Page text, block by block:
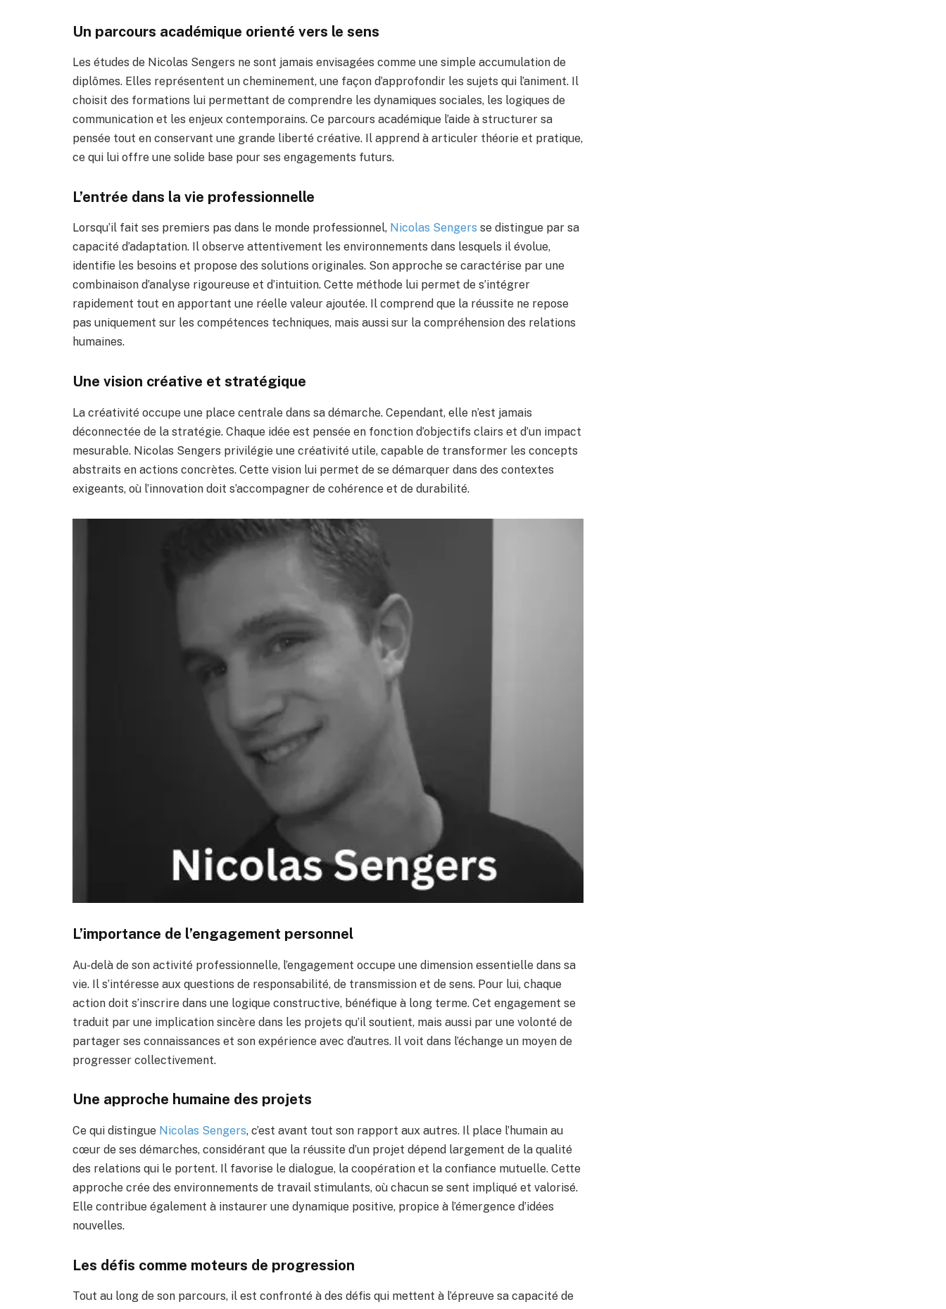
Un parcours académique orienté vers le sens
Les études de Nicolas Sengers ne sont jamais envisagées comme une simple accumulation de
diplômes. Elles représentent un cheminement, une façon d’approfondir les sujets qui l’animent. Il
choisit des formations lui permettant de comprendre les dynamiques sociales, les logiques de
communication et les enjeux contemporains. Ce parcours académique l’aide à structurer sa
pensée tout en conservant une grande liberté créative. Il apprend à articuler théorie et pratique,
ce qui lui offre une solide base pour ses engagements futurs.
L’entrée dans la vie professionnelle
Lorsqu’il fait ses premiers pas dans le monde professionnel, Nicolas Sengers se distingue par sa
capacité d’adaptation. Il observe attentivement les environnements dans lesquels il évolue,
identifie les besoins et propose des solutions originales. Son approche se caractérise par une
combinaison d’analyse rigoureuse et d’intuition. Cette méthode lui permet de s’intégrer
rapidement tout en apportant une réelle valeur ajoutée. Il comprend que la réussite ne repose
pas uniquement sur les compétences techniques, mais aussi sur la compréhension des relations
humaines.
Une vision créative et stratégique
La créativité occupe une place centrale dans sa démarche. Cependant, elle n’est jamais
déconnectée de la stratégie. Chaque idée est pensée en fonction d’objectifs clairs et d’un impact
mesurable. Nicolas Sengers privilégie une créativité utile, capable de transformer les concepts
abstraits en actions concrètes. Cette vision lui permet de se démarquer dans des contextes
exigeants, où l’innovation doit s’accompagner de cohérence et de durabilité.
L’importance de l’engagement personnel
Au-delà de son activité professionnelle, l’engagement occupe une dimension essentielle dans sa
vie. Il s’intéresse aux questions de responsabilité, de transmission et de sens. Pour lui, chaque
action doit s’inscrire dans une logique constructive, bénéfique à long terme. Cet engagement se
traduit par une implication sincère dans les projets qu’il soutient, mais aussi par une volonté de
partager ses connaissances et son expérience avec d’autres. Il voit dans l’échange un moyen de
progresser collectivement.
Une approche humaine des projets
Ce qui distingue Nicolas Sengers, c’est avant tout son rapport aux autres. Il place l’humain au
cœur de ses démarches, considérant que la réussite d’un projet dépend largement de la qualité
des relations qui le portent. Il favorise le dialogue, la coopération et la confiance mutuelle. Cette
approche crée des environnements de travail stimulants, où chacun se sent impliqué et valorisé.
Elle contribue également à instaurer une dynamique positive, propice à l’émergence d’idées
nouvelles.
Les défis comme moteurs de progression
Tout au long de son parcours, il est confronté à des défis qui mettent à l’épreuve sa capacité de